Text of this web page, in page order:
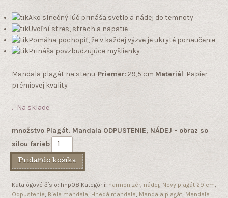
Ako slnečný lúč prináša svetlo a nádej do temnoty
Uvoľní stres, strach a napätie
Pomáha pochopiť, že v každej výzve je ukryté ponaučenie
Prináša povzbudzujúce myšlienky
Mandala plagát na stenu. Priemer: 29,5 cm Materiál: Papier
prémiovej kvality
Na sklade
množstvo Plagát. Mandala ODPUSTENIE, NÁDEJ - obraz so
silou farieb
Pridať do košíka
Katalógové číslo: hhp08 Kategórií: harmonizér, nádej, Novy plagát 29 cm,
Odpustenie, Biela mandala, Hnedá mandala, Mandala plagát, Mandala